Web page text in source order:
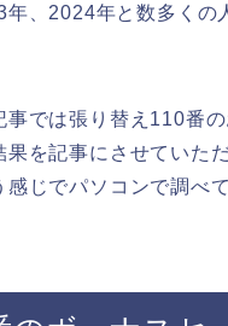
、2024年と数多くの
事では張り替え110番
果を記事にさせていた
じでパソコンで調べ